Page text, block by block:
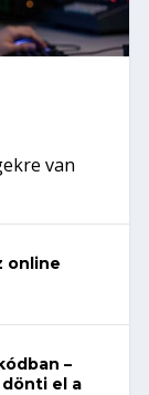
van
online
–
dönti el a